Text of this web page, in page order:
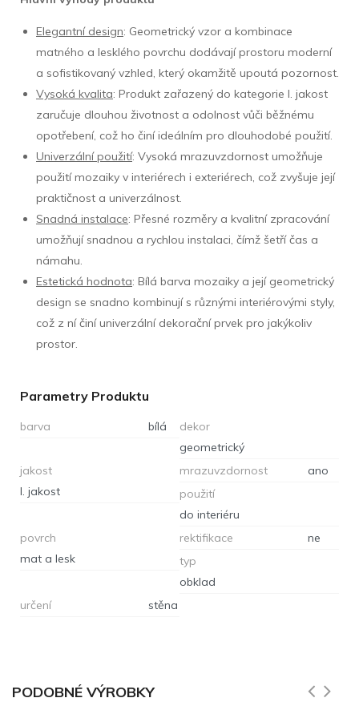
Elegantní design: Geometrický vzor a kombinace
matného a lesklého povrchu dodávají prostoru moderní
a sofistikovaný vzhled, který okamžitě upoutá pozornost.
Vysoká kvalita: Produkt zařazený do kategorie I. jakost
zaručuje dlouhou životnost a odolnost vůči běžnému
opotřebení, což ho činí ideálním pro dlouhodobé použití.
Univerzální použití: Vysoká mrazuvzdornost umožňuje
použití mozaiky v interiérech i exteriérech, což zvyšuje její
praktičnost a univerzálnost.
Snadná instalace: Přesné rozměry a kvalitní zpracování
umožňují snadnou a rychlou instalaci, čímž šetří čas a
námahu.
Estetická hodnota: Bílá barva mozaiky a její geometrický
design se snadno kombinují s různými interiérovými styly,
což z ní činí univerzální dekorační prvek pro jakýkoliv
prostor.
Parametry Produktu
barva bílá
dekor
geometrický
jakost
I. jakost
mrazuvzdornost
ano
použití
do interiéru
povrch
mat a lesk
rektifikace
ne
typ
obklad
určení
stěna
PODOBNÉ VÝROBKY